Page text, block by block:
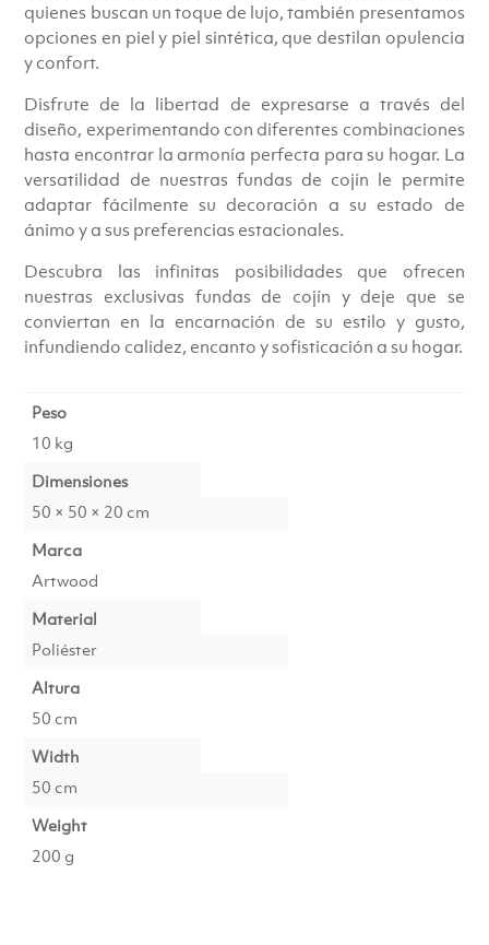
quienes buscan un toque de lujo, también presentamos
opciones en piel y piel sintética, que destilan opulencia
y confort.
Disfrute de la libertad de expresarse a través del
diseño, experimentando con diferentes combinaciones
hasta encontrar la armonía perfecta para su hogar. La
versatilidad de nuestras fundas de cojín le permite
adaptar fácilmente su decoración a su estado de
ánimo y a sus preferencias estacionales.
Descubra las infinitas posibilidades que ofrecen
nuestras exclusivas fundas de cojín y deje que se
conviertan en la encarnación de su estilo y gusto,
infundiendo calidez, encanto y sofisticación a su hogar.
Peso
10 kg
Dimensiones
50 × 50 × 20 cm
Marca
Artwood
Material
Poliéster
Altura
50 cm
Width
50 cm
Weight
200 g